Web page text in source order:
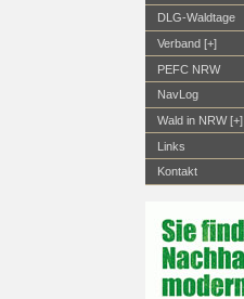
DLG-Waldtage
Verband [+]
PEFC NRW
NavLog
Wald in NRW [+]
Links
Kontakt